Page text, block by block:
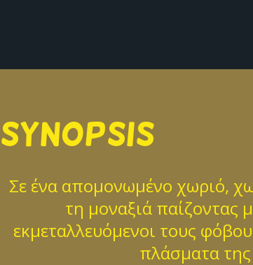
SYNOPSIS
Σε ένα απομονωμένο χωριό,
τη μοναξιά παίζοντας
εκμεταλλευόμενοι τους
πλάσματα